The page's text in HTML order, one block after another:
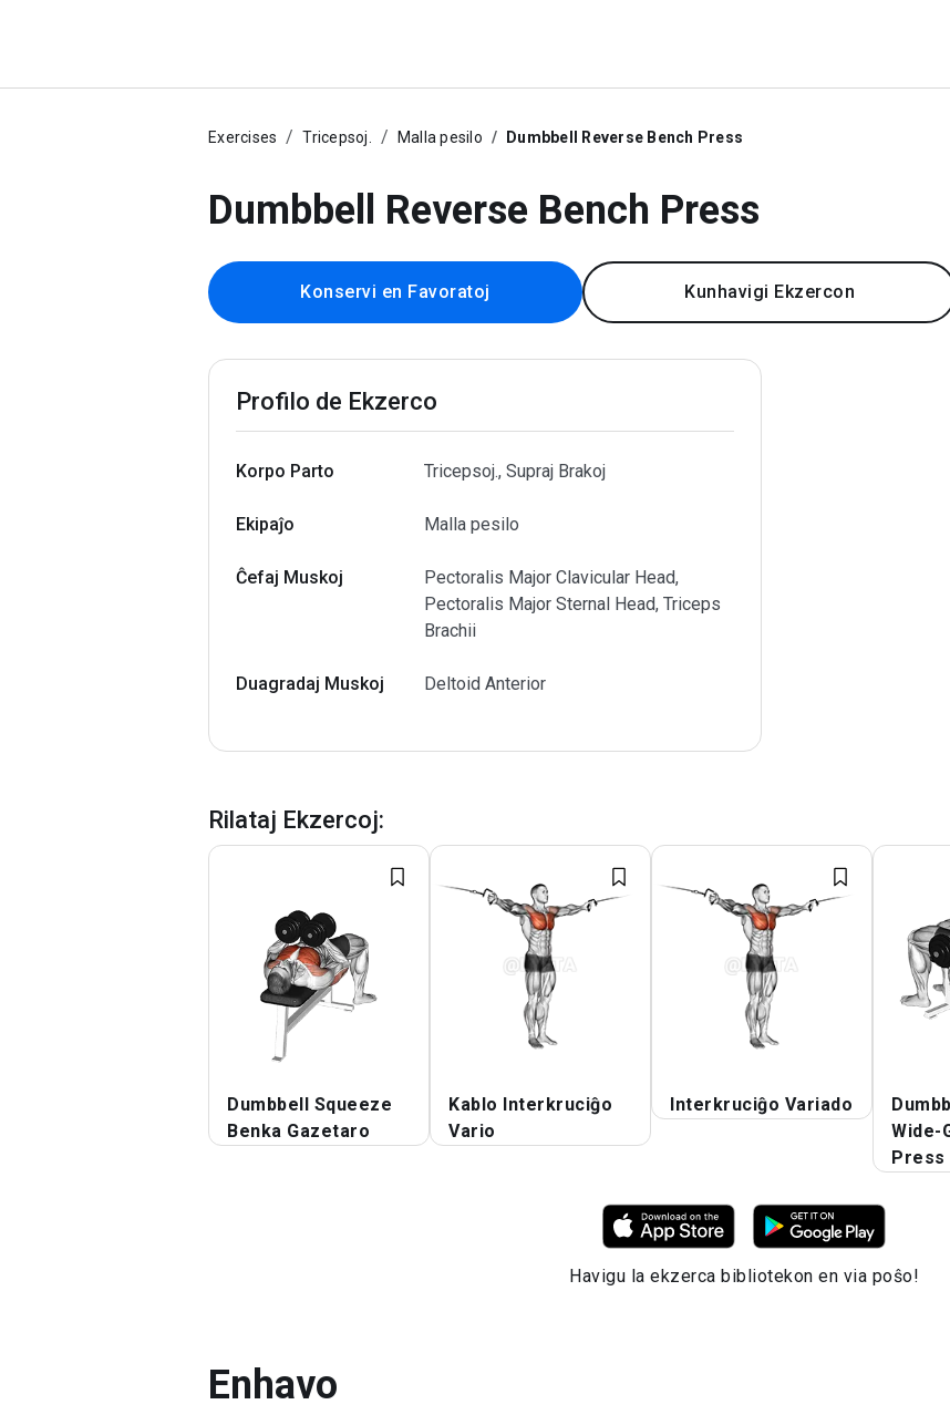
Exercises Tricepsoj. Malla pesilo Dumbbell Reverse Bench Press
Dumbbell Reverse Bench Press
Konservi en Favoratoj Kunhavigi Ekzercon
Profilo de Ekzerco
Korpo Parto Tricepsoj., Supraj Brakoj
Ekipaĵo Malla pesilo
Ĉefaj Muskoj
Pectoralis Major Clavicular Head,
Pectoralis Major Sternal Head, Triceps
Brachii
Duagradaj Muskoj Deltoid Anterior
Rilataj Ekzercoj:
Dumbbell Squeeze
Benka Gazetaro
Kablo Interkruciĝo
Vario
Interkruciĝo Variado
Wide-
Press
Havigu la ekzerca bibliotekon en via poŝo!
Enhavo